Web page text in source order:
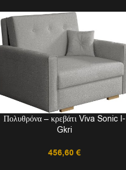
Πολυθρόνα – κρεβάτι Viva Sonic I-
Gkri
456,60 €